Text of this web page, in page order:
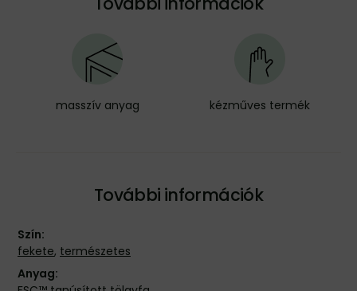
masszív anyag kézműves termék
További információk
Szín:
fekete, természetes
Anyag: